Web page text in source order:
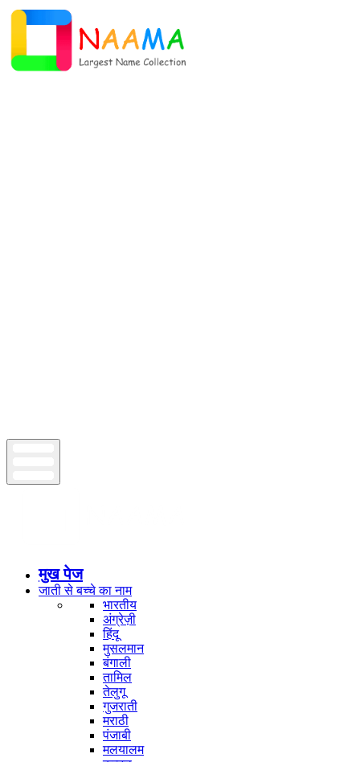
मुख पेज
जाती से बच्चे का नाम
भारतीय
अंग्रेज़ी
हिंदू
मुसलमान
बंगाली
तामिल
तेलुगू
गुजराती
मराठी
पंजाबी
मलयालम